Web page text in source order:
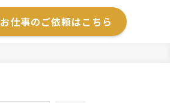
お仕事のご依頼はこちら